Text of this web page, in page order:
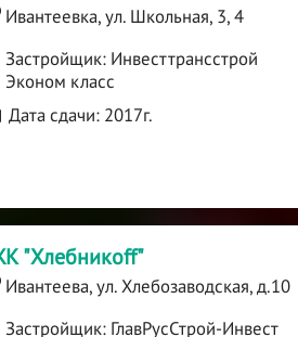
Ивантеевка, ул. Школьная, 3, 4
Застройщик: Инвесттрансстрой
Эконом класс
Дата сдачи: 2017г.
"Хлебникоff"
Ивантеева, ул. Хлебозаводская, д.10
Застройщик: ГлавРусСтрой-Инвест